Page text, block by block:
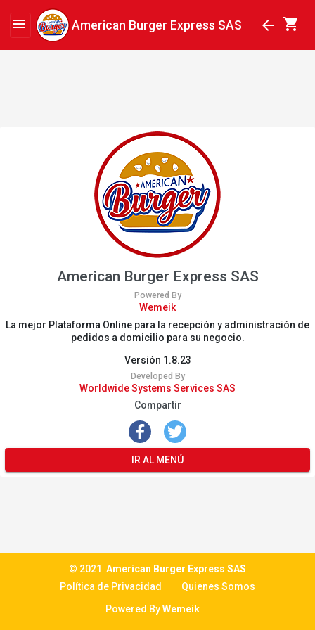
menu American Burger Express SAS arrow_back shopping_cart
American Burger Express SAS
Powered By
Wemeik
La mejor Plataforma Online para la recepción y administración de
pedidos a domicilio para su negocio.
Versión 1.8.23
Developed By
Worldwide Systems Services SAS
Compartir
IR AL MENÚ
© 2021 American Burger Express SAS
Política de Privacidad
Quienes Somos
Powered By Wemeik